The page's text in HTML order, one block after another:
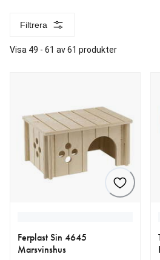
Filtrera
Visa 49 - 61 av 61 produkter
Ferplast Sin 4645
Marsvinshus